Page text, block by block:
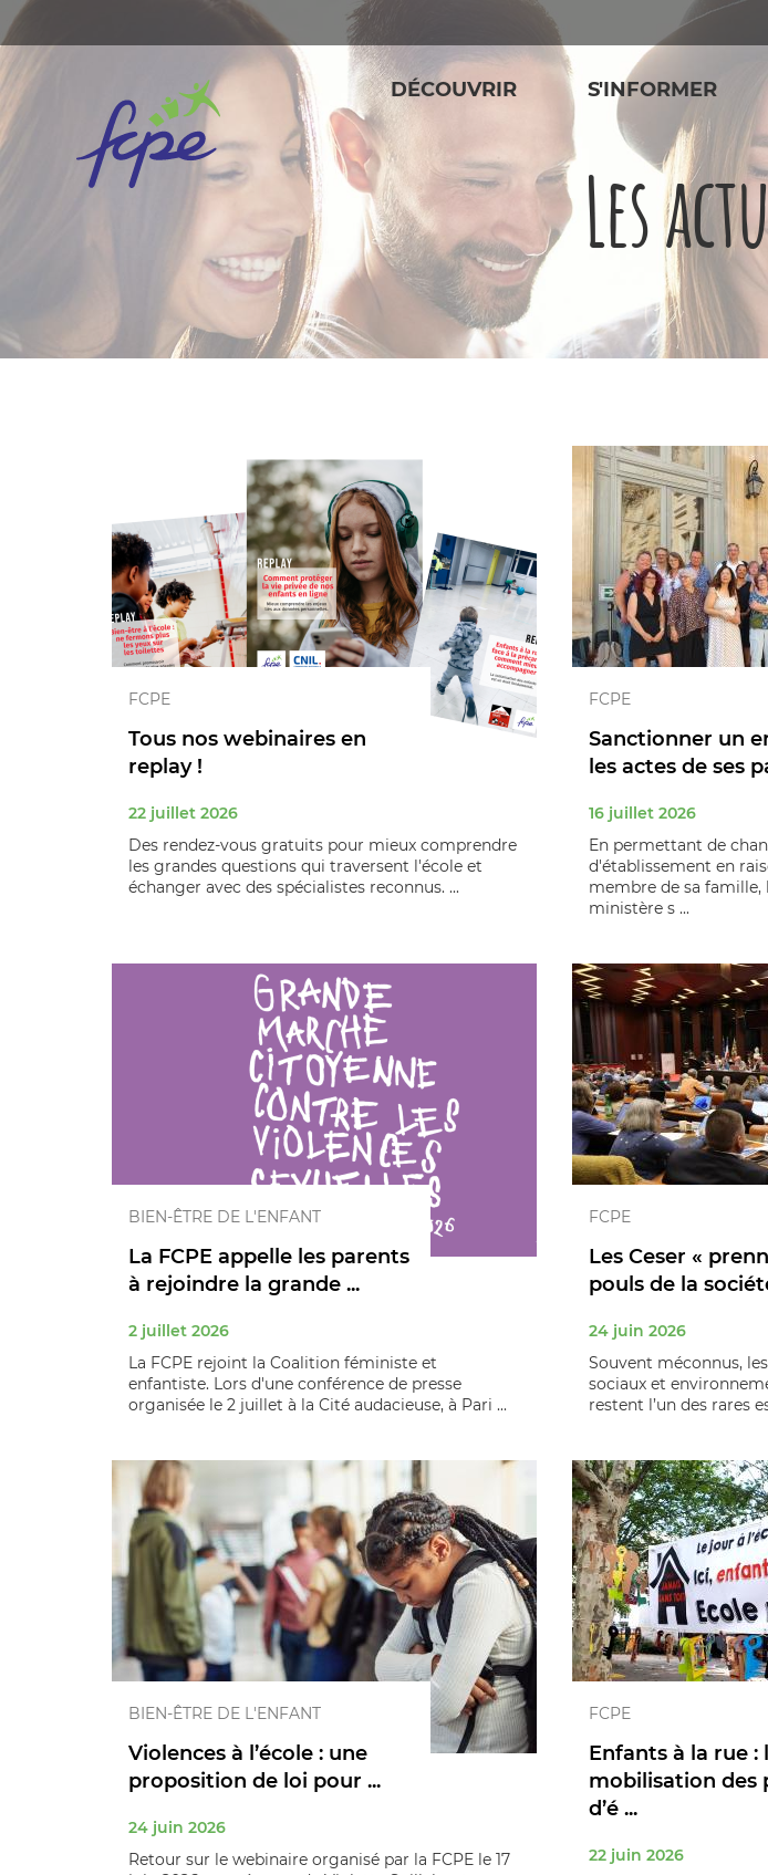
DÉCOUVRIR S'INFORMER
Les
FCPE
Tous nos webinaires en
replay !
22 juillet 2026
Des rendez-vous gratuits pour mieux comprendre
les grandes questions qui traversent l'école et
échanger avec des spécialistes reconnus. ...
FCPE
Sanctionner un
les actes de ses
16 juillet 2026
En permettant de
d'établissement en
membre de sa
ministère s ...
BIEN-ÊTRE DE L'ENFANT
La FCPE appelle les parents
à rejoindre la grande ...
2 juillet 2026
La FCPE rejoint la Coalition féministe et
enfantiste. Lors d'une conférence de presse
organisée le 2 juillet à la Cité audacieuse, à Pari ...
FCPE
Les Ceser «
pouls de la
24 juin 2026
Souvent méconnus,
sociaux et
restent l’un des rares
BIEN-ÊTRE DE L'ENFANT
Violences à l’école : une
proposition de loi pour ...
24 juin 2026
Retour sur le webinaire organisé par la FCPE le 17
FCPE
Enfants à la rue :
mobilisation des
d’é ...
22 juin 2026
Panneau de gestion des cookies